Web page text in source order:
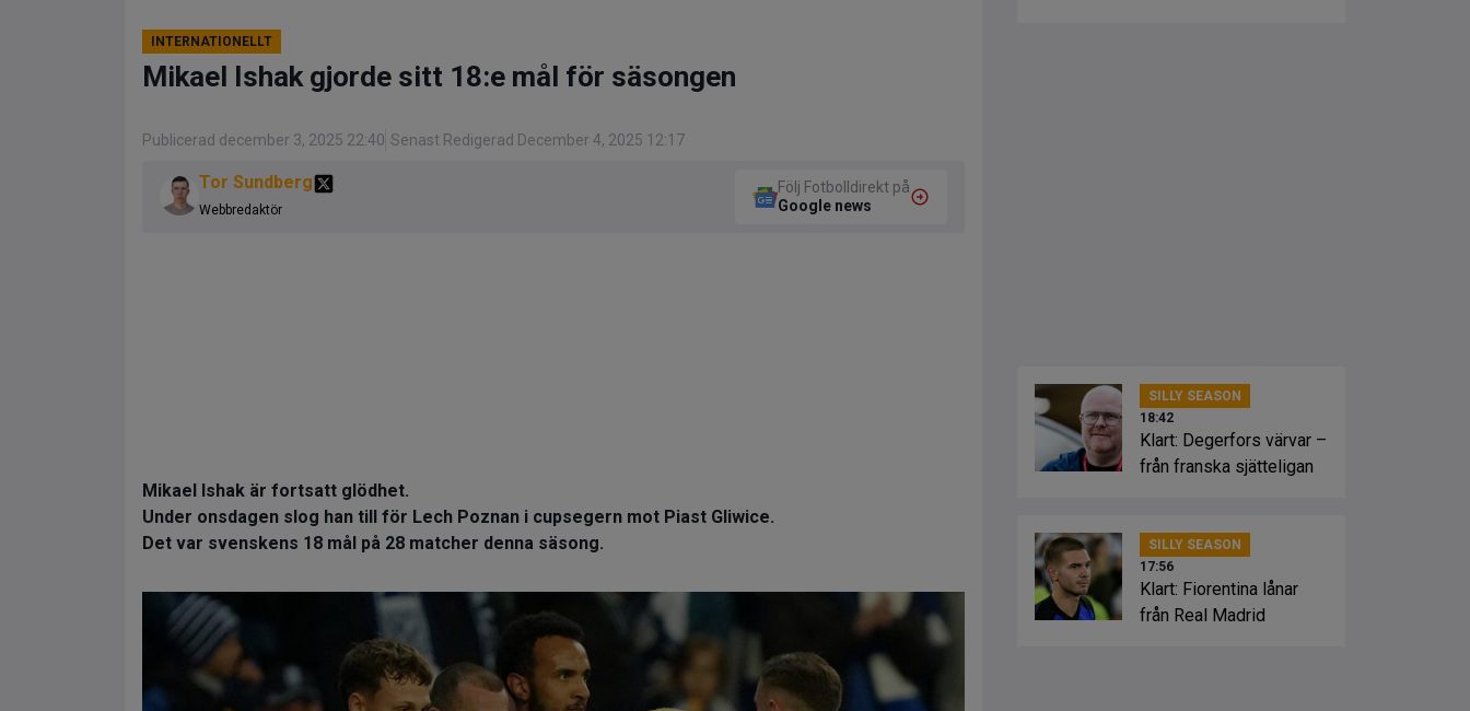
INTERNATIONELLT
Mikael Ishak gjorde sitt 18:e mål för säsongen
Publicerad december 3, 2025 22:40 Senast Redigerad December 4, 2025 12:17
Tor Sundberg
Webbredaktör
Följ Fotbolldirekt på
Google news
Mikael Ishak är fortsatt glödhet.
Under onsdagen slog han till för Lech Poznan i cupsegern mot Piast Gliwice.
Det var svenskens 18 mål på 28 matcher denna säsong.
SILLY SEASON
18:42
Klart: Degerfors värvar –
från franska sjätteligan
SILLY SEASON
17:56
Klart: Fiorentina lånar
från Real Madrid